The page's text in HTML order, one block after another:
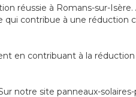
réussie à Romans-sur-
qui contribue à une réduction
en contribuant à la
notre site panneaux-